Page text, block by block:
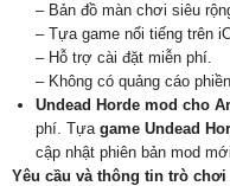
– Bản đồ màn chơi siêu
– Tựa game nổi tiếng trên
– Hỗ trợ cài đặt miễn phí.
– Không có quảng cáo
Undead Horde mod cho
phí. Tựa game Undead
cập nhật phiên bản mod
Yêu cầu và thông tin trò chơi